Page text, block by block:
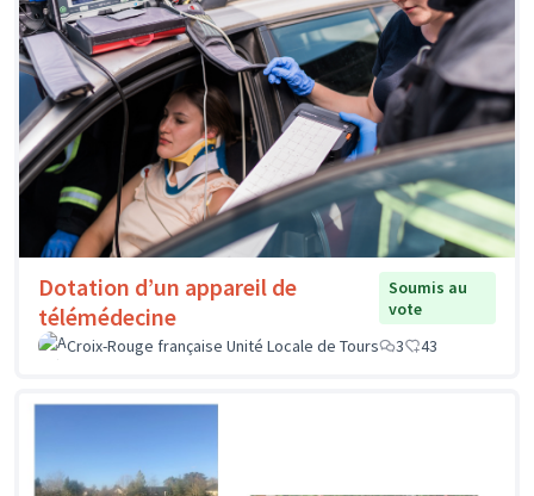
Dotation d’un appareil de
télémédecine
Soumis au
vote
Croix-Rouge française Unité Locale de Tours
3 43